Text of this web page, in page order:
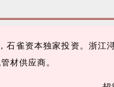
雀资本独家投资。浙江
材供应商。